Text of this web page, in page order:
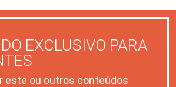
EXCLUSIVO PARA
este ou outros conteúdos